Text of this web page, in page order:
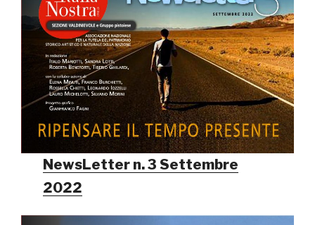
NewsLetter n. 3 Settembre
2022